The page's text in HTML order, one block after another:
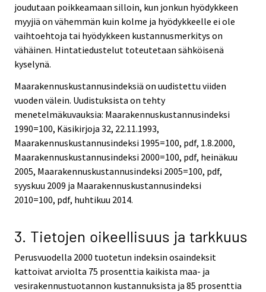
joudutaan poikkeamaan silloin, kun jonkun hyödykkeen
myyjiä on vähemmän kuin kolme ja hyödykkeelle ei ole
vaihtoehtoja tai hyödykkeen kustannusmerkitys on
vähäinen. Hintatiedustelut toteutetaan sähköisenä
kyselynä.
Maarakennuskustannusindeksiä on uudistettu viiden
vuoden välein. Uudistuksista on tehty
menetelmäkuvauksia: Maarakennuskustannusindeksi
1990=100, Käsikirjoja 32, 22.11.1993,
Maarakennuskustannusindeksi 1995=100, pdf, 1.8.2000,
Maarakennuskustannusindeksi 2000=100, pdf, heinäkuu
2005, Maarakennuskustannusindeksi 2005=100, pdf,
syyskuu 2009 ja Maarakennuskustannusindeksi
2010=100, pdf, huhtikuu 2014.
3. Tietojen oikeellisuus ja tarkkuus
Perusvuodella 2000 tuotetun indeksin osaindeksit
kattoivat arviolta 75 prosenttia kaikista maa- ja
vesirakennustuotannon kustannuksista ja 85 prosenttia